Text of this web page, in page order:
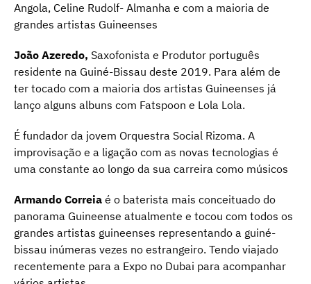
Angola, Celine Rudolf- Almanha e com a maioria de
grandes artistas Guineenses
João Azeredo, Saxofonista e Produtor português
residente na Guiné-Bissau deste 2019. Para além de
ter tocado com a maioria dos artistas Guineenses já
lanço alguns albuns com Fatspoon e Lola Lola.
É fundador da jovem Orquestra Social Rizoma. A
improvisação e a ligação com as novas tecnologias é
uma constante ao longo da sua carreira como músicos
Armando Correia é o baterista mais conceituado do
panorama Guineense atualmente e tocou com todos os
grandes artistas guineenses representando a guiné-
bissau inúmeras vezes no estrangeiro. Tendo viajado
recentemente para a Expo no Dubai para acompanhar